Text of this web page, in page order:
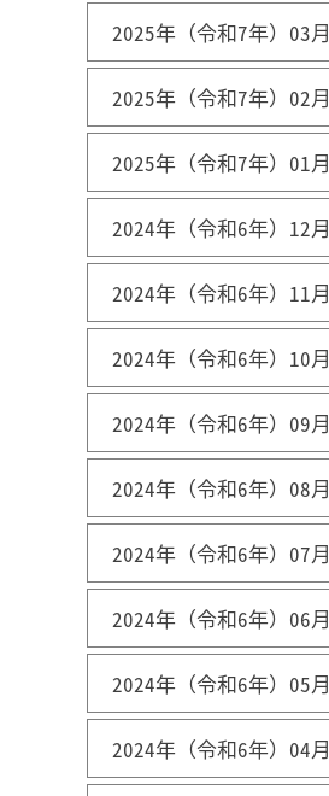
2025年（令和7年）03月
2025年（令和7年）02月
2025年（令和7年）01月
2024年（令和6年）12月
2024年（令和6年）11月
2024年（令和6年）10月
2024年（令和6年）09月
2024年（令和6年）08月
2024年（令和6年）07月
2024年（令和6年）06月
2024年（令和6年）05月
2024年（令和6年）04月